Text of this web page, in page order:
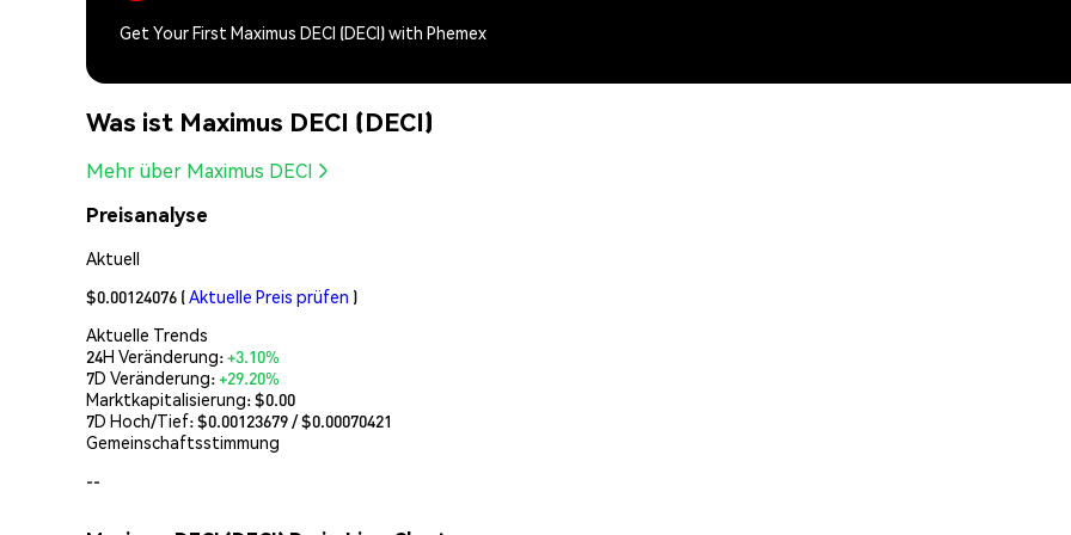
Get Your First Maximus DECI (DECI) with Phemex
Was ist Maximus DECI (DECI)
Mehr über Maximus DECI
Preisanalyse
Aktuell
$0.00124076 (Aktuelle Preis prüfen )
Aktuelle Trends
24H Veränderung:+3.10%
7D Veränderung:+29.20%
Marktkapitalisierung:$0.00
7D Hoch/Tief: $0.00123679/ $0.00070421
Gemeinschaftsstimmung
--